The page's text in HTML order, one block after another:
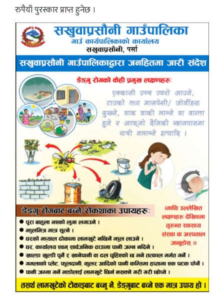
रुपैयाँ पुरस्कार प्राप्त हुनेछ ।